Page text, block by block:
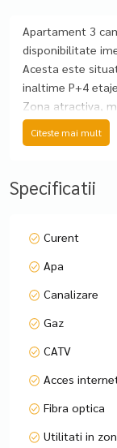
Apartament 3
disponibilitate
Acesta este
inaltime P+4
Zona atractiva,
Dispune de parcare.
Chirie pret 630
Contract de
Citeste mai mult
Specificatii
Curent
Apa
Canalizare
Gaz
CATV
Acces
Fibra optica
Utilitati in